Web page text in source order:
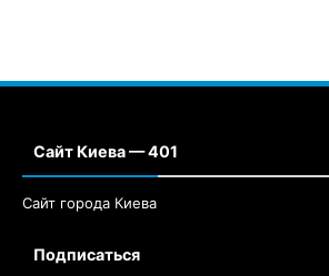
Сайт Киева — 401
Сайт города Киева
Подписаться